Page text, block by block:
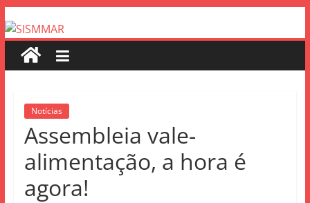
Notícias
Assembleia vale-
alimentação, a hora é
agora!